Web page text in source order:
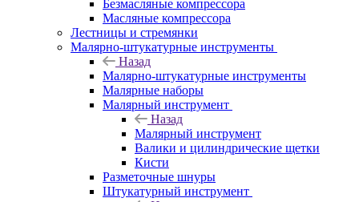
Безмасляные компрессора
Масляные компрессора
Лестницы и стремянки
Малярно-штукатурные инструменты
Назад
Малярно-штукатурные инструменты
Малярные наборы
Малярный инструмент
Назад
Малярный инструмент
Валики и цилиндрические щетки
Кисти
Разметочные шнуры
Штукатурный инструмент